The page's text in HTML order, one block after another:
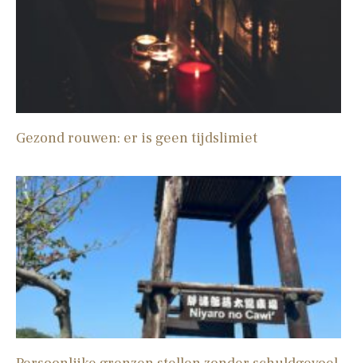
Gezond rouwen: er is geen tijdslimiet